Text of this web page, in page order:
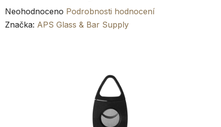
Průměrné
hodnocení
Neohodnoceno Podrobnosti hodnocení
Značka: APS Glass & Bar Supply